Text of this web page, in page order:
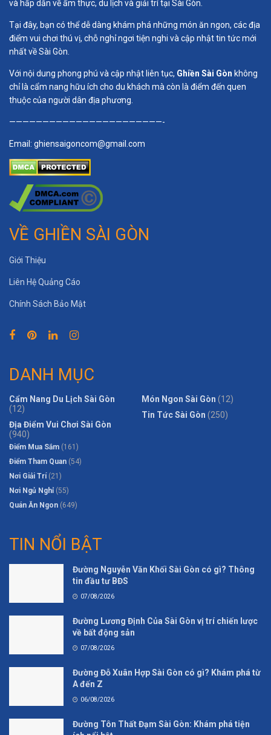
và hấp dẫn về ẩm thực, du lịch và giải trí tại Sài Gòn.
Tại đây, bạn có thể dễ dàng khám phá những món ăn ngon, các địa
điểm vui chơi thú vị, chỗ nghỉ ngơi tiện nghi và cập nhật tin tức mới
nhất về Sài Gòn.
Với nội dung phong phú và cập nhật liên tục, Ghiền Sài Gòn không
chỉ là cẩm nang hữu ích cho du khách mà còn là điểm đến quen
thuộc của người dân địa phương.
———————————————————————-
Email: ghiensaigoncom@gmail.com
VỀ GHIỀN SÀI GÒN
Giới Thiệu
Liên Hệ Quảng Cáo
Chính Sách Bảo Mật
DANH MỤC
Cẩm Nang Du Lịch Sài Gòn
(12)
Địa Điểm Vui Chơi Sài Gòn
(940)
Điểm Mua Sắm (161)
Điểm Tham Quan (54)
Nơi Giải Trí (21)
Nơi Ngủ Nghỉ (55)
Quán Ăn Ngon (649)
Món Ngon Sài Gòn (12)
Tin Tức Sài Gòn (250)
TIN NỔI BẬT
Đường Nguyễn Văn Khối Sài Gòn có gì? Thông
tin đầu tư BĐS
07/08/2026
Đường Lương Định Của Sài Gòn vị trí chiến lược
về bất động sản
07/08/2026
Đường Đỗ Xuân Hợp Sài Gòn có gì? Khám phá từ
A đến Z
06/08/2026
Đường Tôn Thất Đạm Sài Gòn: Khám phá tiện